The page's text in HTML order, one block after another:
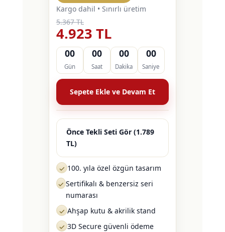
Kargo dahil • Sınırlı üretim
5.367 TL
4.923 TL
00
Gün
00
Saat
00
Dakika
00
Saniye
Sepete Ekle ve Devam Et
Önce Tekli Seti Gör (1.789
TL)
✓ 100. yıla özel özgün tasarım
✓ Sertifikalı & benzersiz seri
numarası
✓ Ahşap kutu & akrilik stand
✓ 3D Secure güvenli ödeme